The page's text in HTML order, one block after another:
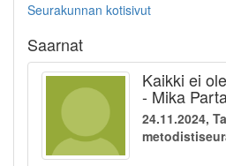
Seurakunnan kotisivut
Saarnat
Kaikki ei
- Mika
24.11.2024,